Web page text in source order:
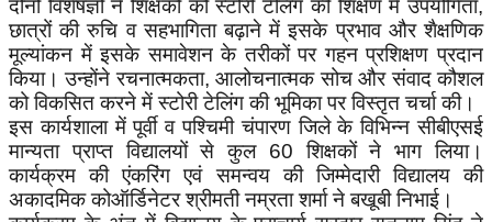
दोनों विशेषज्ञों ने शिक्षकों को स्टोरी टेलिंग की शिक्षण में उपयोगिता,
छात्रों की रुचि व सहभागिता बढ़ाने में इसके प्रभाव और शैक्षणिक
मूल्यांकन में इसके समावेशन के तरीकों पर गहन प्रशिक्षण प्रदान
किया। उन्होंने रचनात्मकता, आलोचनात्मक सोच और संवाद कौशल
को विकसित करने में स्टोरी टेलिंग की भूमिका पर विस्तृत चर्चा की।
इस कार्यशाला में पूर्वी व पश्चिमी चंपारण जिले के विभिन्न सीबीएसई
मान्यता प्राप्त विद्यालयों से कुल 60 शिक्षकों ने भाग लिया।
कार्यक्रम की एंकरिंग एवं समन्वय की जिम्मेदारी विद्यालय की
अकादमिक कोऑर्डिनेटर श्रीमती नम्रता शर्मा ने बखूबी निभाई।